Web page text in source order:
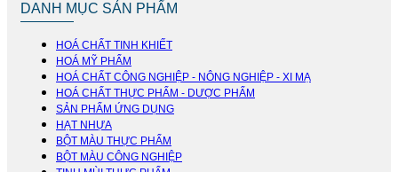
DANH MỤC SẢN PHẨM
HOÁ CHẤT TINH KHIẾT
HOÁ MỸ PHẨM
HOÁ CHẤT CÔNG NGHIỆP - NÔNG NGHIỆP - XI MẠ
HOÁ CHẤT THỰC PHẨM - DƯỢC PHẨM
SẢN PHẨM ỨNG DỤNG
HẠT NHỰA
BỘT MÀU THỰC PHẨM
BỘT MÀU CÔNG NGHIỆP